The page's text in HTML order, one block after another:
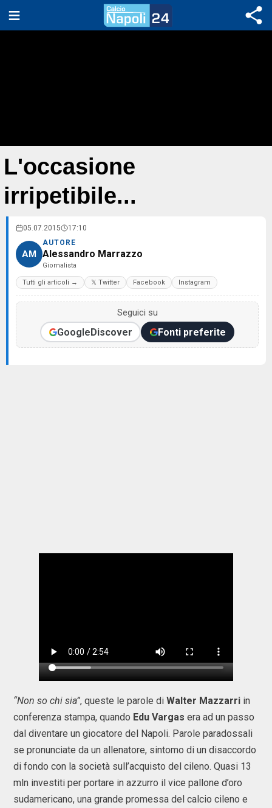
L'occasione
irripetibile...
05.07.2015 17:10
AM
AUTORE
Alessandro Marrazzo
Giornalista
Tutti gli articoli → 𝕏 Twitter Facebook Instagram
Seguici su
GoogleDiscover Fonti preferite
“Non so chi sia”, queste le parole di Walter Mazzarri in
conferenza stampa, quando Edu Vargas era ad un passo
dal diventare un giocatore del Napoli. Parole paradossali
se pronunciate da un allenatore, sintomo di un disaccordo
di fondo con la società sull’acquisto del cileno. Quasi 13
mln investiti per portare in azzurro il vice pallone d’oro
sudamericano, una grande promessa del calcio cileno e